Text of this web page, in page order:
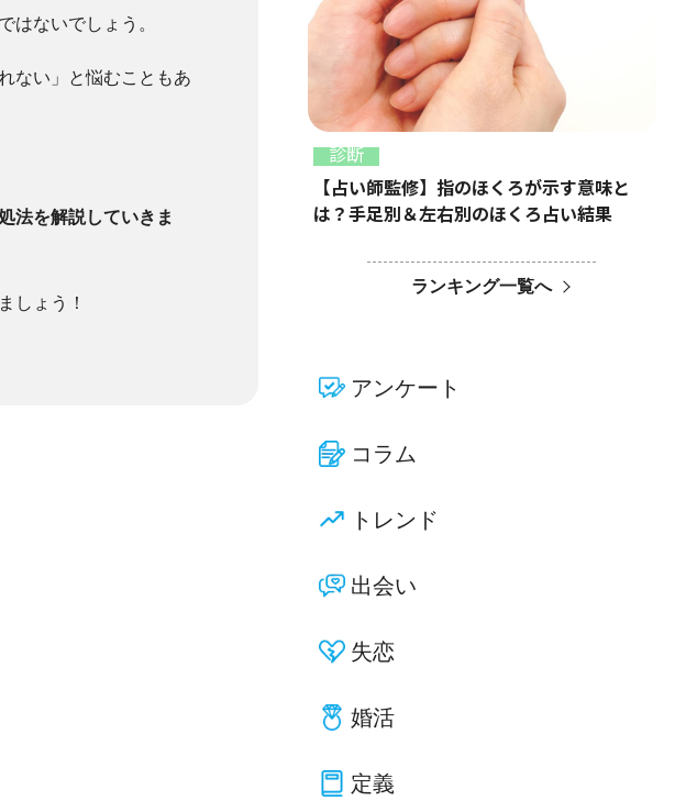
はないでしょう。
ない」と悩むこともあ
法を解説していきま
しょう！
診断
【占い師監修】指のほくろが示す意味と
は？手足別＆左右別のほくろ占い結果
ランキング一覧へ
アンケート
コラム
トレンド
出会い
失恋
婚活
定義